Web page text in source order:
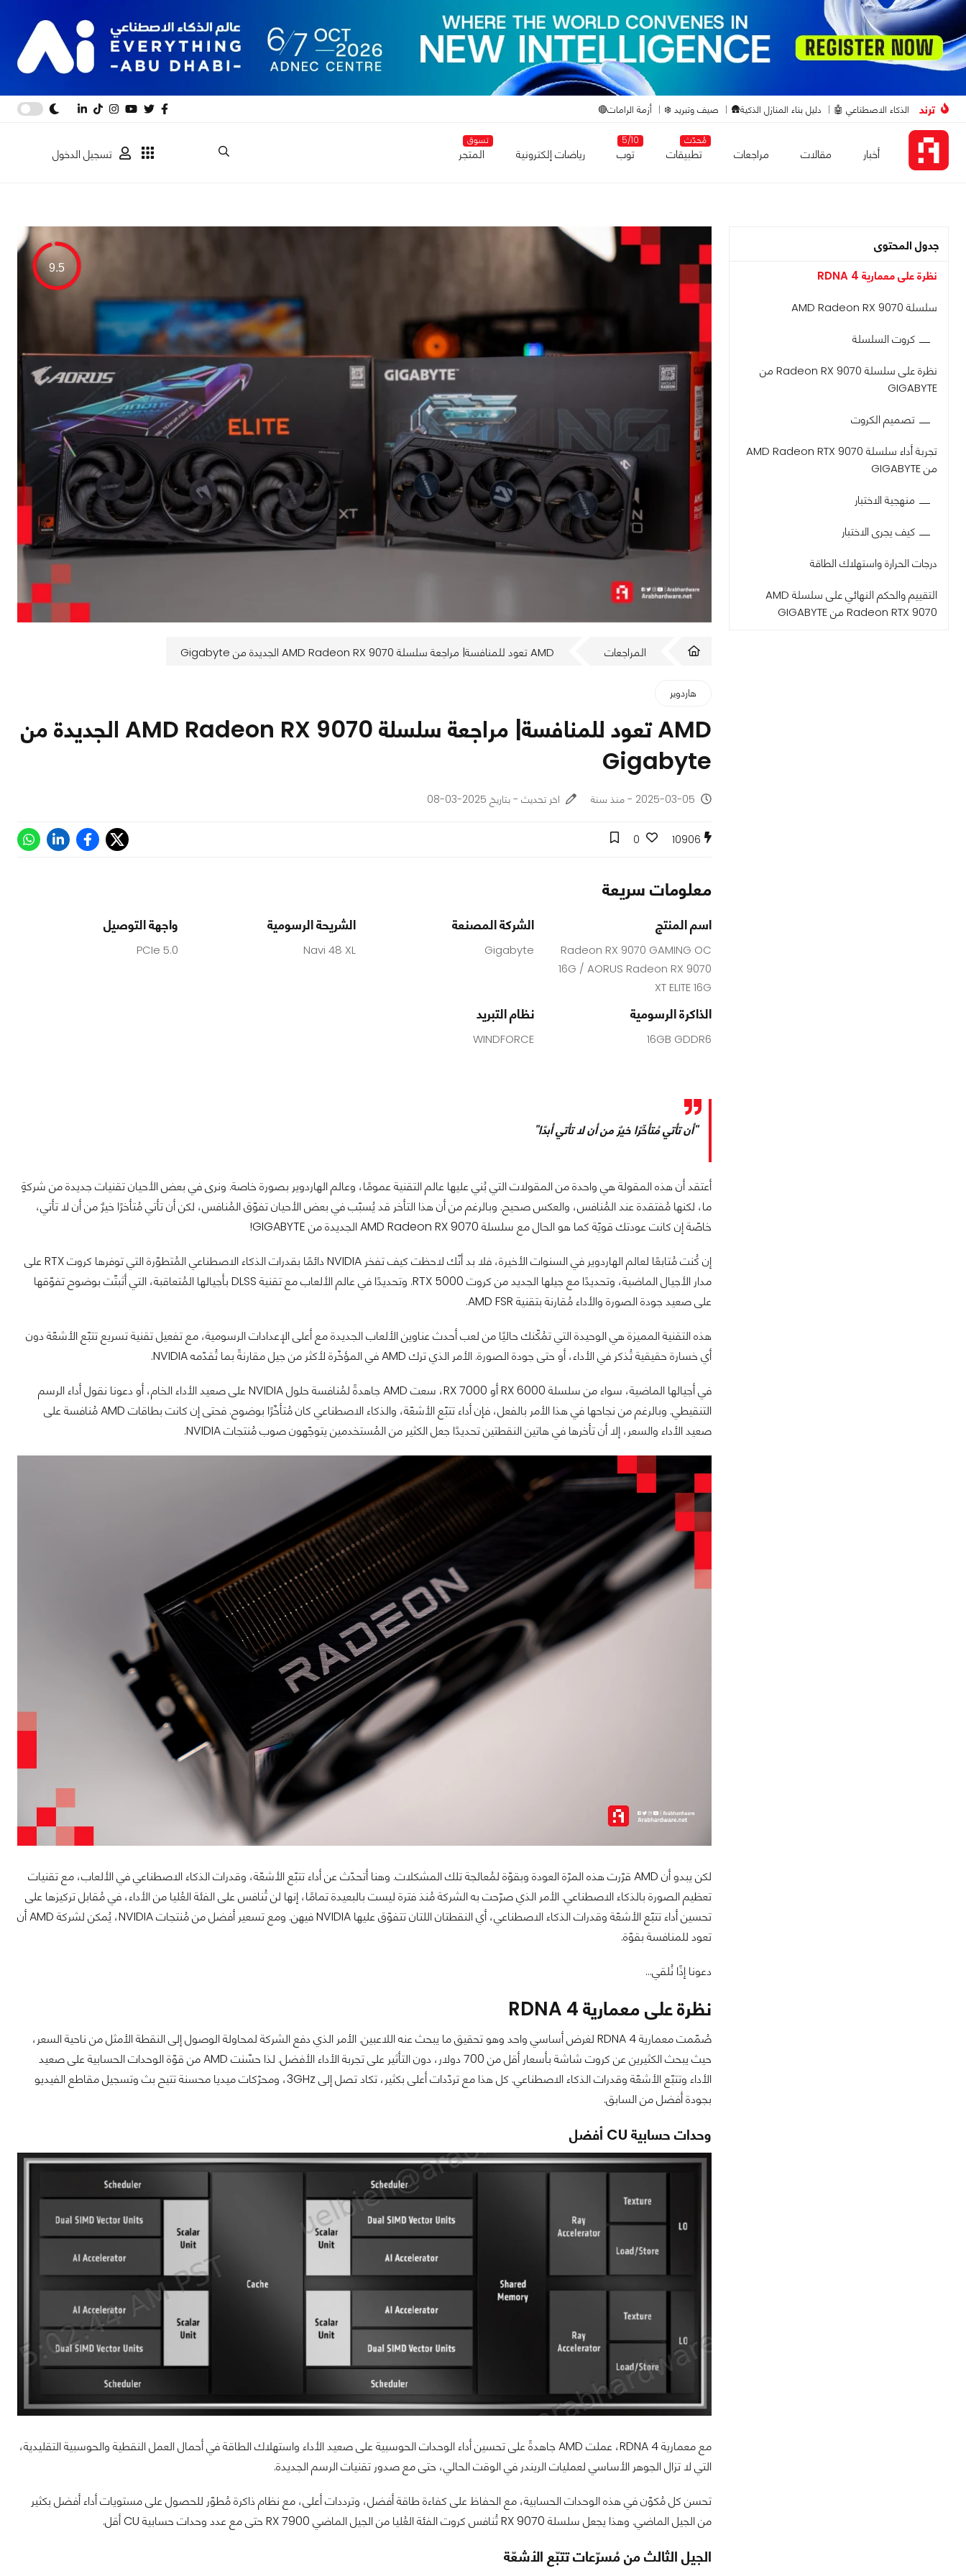
ترند الذكاء الاصطناعي 🤖 دليل بناء المنازل الذكية🛖 صيف وتبريد ❄️ أزمة الرامات🔴
أخبار مقالات مراجعات
مُحدّث
تطبيقات
5/10
توب رياضات إلكترونية
تسوق
المتجر تسجيل الدخول
جدول المحتوى
نظرة على معمارية RDNA 4
سلسلة AMD Radeon RX 9070
كروت السلسلة
نظرة على سلسلة Radeon RX 9070 من
GIGABYTE
تصميم الكروت
تجربة أداء سلسلة AMD Radeon RTX 9070
من GIGABYTE
منهجية الاختبار
كيف يجرى الاختبار
درجات الحرارة واستهلاك الطاقة
التقييم والحكم النهائي على سلسلة AMD
Radeon RTX 9070 من GIGABYTE
9.5
المراجعات AMD تعود للمنافسة| مراجعة سلسلة AMD Radeon RX 9070 الجديدة من Gigabyte
هاردوير
AMD تعود للمنافسة| مراجعة سلسلة AMD Radeon RX 9070 الجديدة من
Gigabyte
2025-03-05 - منذ سنة اخر تحديث - بتاريخ 2025-03-08
10906
0
معلومات سريعة
اسم المنتج
Radeon RX 9070 GAMING OC
16G / AORUS Radeon RX 9070
XT ELITE 16G
الشركة المصنعة
Gigabyte
الشريحة الرسومية
Navi 48 XL
واجهة التوصيل
PCIe 5.0
الذاكرة الرسومية
16GB GDDR6
نظام التبريد
WINDFORCE
"أن تأتي مُتأخّرًا خيرٌ من أن لا تأتي أبدًا"
أعتقد أن هذه المقولة هي واحدة من المقولات التي بُني عليها عالم التقنية عمومًا، وعالم الهاردوير بصورة خاصة. ونرى في بعض الأحيان تقنيات جديدة من شركةٍ
ما، لكنها مُفتقدة عند المُنافس، والعكس صحيح. وبالرغم من أن هذا التأخر قد يُسبّب في بعض الأحيان تفوّق المُنافس، لكن أن تأتي مُتأخرًا خيرٌ من أن لا تأتي،
خاصّة إن كانت عودتك قويّة كما هو الحال مع سلسلة AMD Radeon RX 9070 الجديدة من GIGABYTE!
إن كُنت مُتابعًا لعالم الهاردوير في السنوات الأخيرة، فلا بد أنّك لاحظت كيف تفخر NVIDIA دائمًا بقدرات الذكاء الاصطناعي المُتطوّرة التي توفرها كروت RTX على
مدار الأجيال الماضية، وتحديدًا مع جيلها الجديد من كروت RTX 5000. وتحديدًا في عالم الألعاب مع تقنية DLSS بأجيالها المُتعاقبة، التي أثبتّت بوضوح تفوّقها
على صعيد جودة الصورة والأداء مُقارنة بتقنية AMD FSR.
هذه التقنية المميزة هي الوحيدة التي تمُكّنك حاليًا من لعب أحدث عناوين الألعاب الجديدة مع أعلى الإعدادات الرسومية، مع تفعيل تقنية تسريع تتبّع الأشعّة دون
أي خسارة حقيقية تُذكر في الأداء، أو حتى جودة الصورة. الأمر الذي ترك AMD في المؤخّرة لأكثر من جيل مقارنةً بما تُقدّمه NVIDIA.
في أجيالها الماضية، سواء من سلسلة RX 6000 أو RX 7000، سعت AMD جاهدةً لمُنافسة حلول NVIDIA على صعيد الأداء الخام، أو دعونا نقول أداء الرسم
التنقيطي. وبالرغم من نجاحها في هذا الأمر بالفعل، فإن أداء تتبّع الأشعّة، والذكاء الاصطناعي كان مُتأخّرًا بوضوح. فحتى إن كانت بطاقات AMD مُنافسة على
صعيد الأداء والسعر، إلا أن تأخرها في هاتين النقطتين تحديدًا جعل الكثير من المُستخدمين يتوجّهون صوب مُنتجات NVIDIA.
لكن يبدو أن AMD قرّرت هذه المرّة العودة وبقوّة لمُعالجة تلك المشكلات. وهنا أتحدّث عن أداء تتبّع الأشعّة، وقدرات الذكاء الاصطناعي في الألعاب، مع تقنيات
تعظيم الصورة بالذكاء الاصطناعي. الأمر الذي صرّحت به الشركة مُنذ فترة ليست بالبعيدة تمامًا، إنها لن تُنافس على الفئة العُليا من الأداء، في مُقابل تركيزها على
تحسين أداء تتبّع الأشعّة وقدرات الذكاء الاصطناعي، أي النقطتان اللتان تتفوّق عليها NVIDIA فيهن. ومع تسعير أفضل من مُنتجات NVIDIA، يُمكن لشركة AMD أن
تعود للمنافسة بقوّة.
دعونا إذًا نُلقي…
نظرة على معمارية RDNA 4
صُمّمت معمارية RDNA 4 لغرض أساسي واحد وهو تحقيق ما يبحث عنه اللاعبين. الأمر الذي دفع الشركة لمحاولة الوصول إلى النقطة الأمثل من ناحية السعر،
حيث يبحث الكثيرين عن كروت شاشة بأسعار أقل من 700 دولار، دون التأثير على تجربة الأداء الأفضل. لذا حسّنت AMD من قوّة الوحدات الحسابية على صعيد
الأداء وتتبّع الأشعّة وقدرات الذكاء الاصطناعي. كل هذا مع تردّدات أعلى بكثير، تكاد تصل إلى 3GHz، ومحرّكات ميديا محسنة تتيح بث وتسجيل مقاطع الفيديو
بجودة أفضل من السابق.
وحدات حسابية CU أفضل
مع معمارية RDNA 4، عملت AMD جاهدةً على تحسين أداء الوحدات الحوسبية على صعيد الأداء واستهلاك الطاقة في أحمال العمل النقطية والحوسبية التقليدية،
التي لا تزال الجوهر الأساسي لعمليات الريندر في الوقت الحالي، حتى مع صدور تقنيات الرسم الجديدة.
تحسن كل مُكوّن في هذه الوحدات الحسابية، مع الحفاظ على كفاءة طاقة أفضل، وترددات أعلى، مع نظام ذاكرة مُطوّر للحصول على مستويات أداء أفضل بكثير
من الجيل الماضي. وهذا يجعل سلسلة RX 9070 تُنافس كروت الفئة العُليا من الجيل الماضي RX 7900 حتى مع عدد وحدات حسابية CU أقل.
الجيل الثالث من مُسرّعات تتبّع الأشعّة